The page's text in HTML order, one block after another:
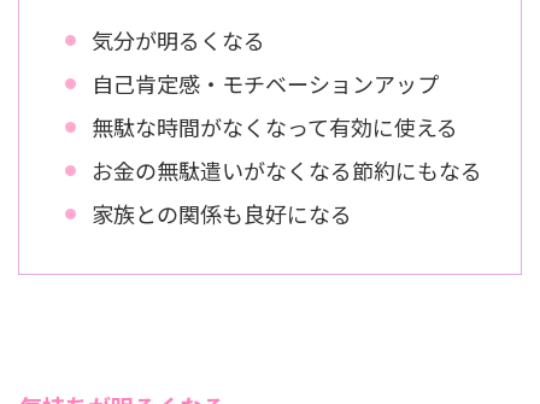
気分が明るくなる
自己肯定感・モチベーションアップ
無駄な時間がなくなって有効に使える
お金の無駄遣いがなくなる節約にもなる
家族との関係も良好になる